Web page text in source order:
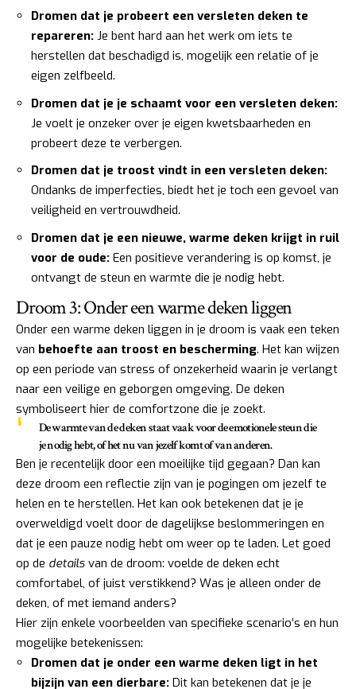
Dromen dat je probeert een versleten deken te
repareren: Je bent hard aan het werk om iets te
herstellen dat beschadigd is, mogelijk een relatie of je
eigen zelfbeeld.
Dromen dat je je schaamt voor een versleten deken:
Je voelt je onzeker over je eigen kwetsbaarheden en
probeert deze te verbergen.
Dromen dat je troost vindt in een versleten deken:
Ondanks de imperfecties, biedt het je toch een gevoel van
veiligheid en vertrouwdheid.
Dromen dat je een nieuwe, warme deken krijgt in ruil
voor de oude: Een positieve verandering is op komst, je
ontvangt de steun en warmte die je nodig hebt.
Droom 3: Onder een warme deken liggen
Onder een warme deken liggen in je droom is vaak een teken
van behoefte aan troost en bescherming. Het kan wijzen
op een periode van stress of onzekerheid waarin je verlangt
naar een veilige en geborgen omgeving. De deken
symboliseert hier de comfortzone die je zoekt.
De warmte van de deken staat vaak voor de emotionele steun die
je nodig hebt, of het nu van jezelf komt of van anderen.
Ben je recentelijk door een moeilijke tijd gegaan? Dan kan
deze droom een reflectie zijn van je pogingen om jezelf te
helen en te herstellen. Het kan ook betekenen dat je je
overweldigd voelt door de dagelijkse beslommeringen en
dat je een pauze nodig hebt om weer op te laden. Let goed
op de details van de droom: voelde de deken echt
comfortabel, of juist verstikkend? Was je alleen onder de
deken, of met iemand anders?
Hier zijn enkele voorbeelden van specifieke scenario’s en hun
mogelijke betekenissen:
Dromen dat je onder een warme deken ligt in het
bijzijn van een dierbare: Dit kan betekenen dat je je